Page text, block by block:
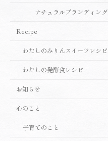
ナチュラルブランディング
Recipe
わたしのみりんスイーツレシピ
わたしの発酵食レシピ
お知らせ
心のこと
子育てのこと